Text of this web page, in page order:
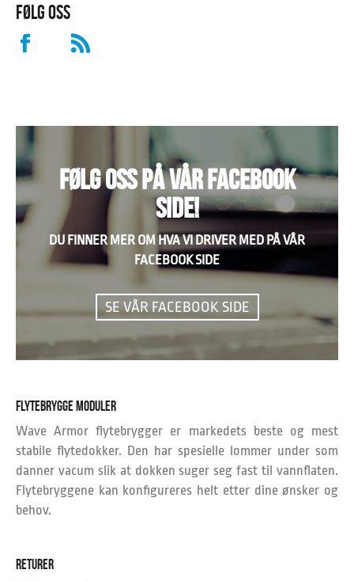
FØLG OSS
FØLG OSS PÅ VÅR FACEBOOK
SIDE!
DU FINNER MER OM HVA VI DRIVER MED PÅ VÅR
FACEBOOK SIDE
SE VÅR FACEBOOK SIDE
FLYTEBRYGGE MODULER
Wave Armor flytebrygger er markedets beste og mest
stabile flytedokker. Den har spesielle lommer under som
danner vacum slik at dokken suger seg fast til vannflaten.
Flytebryggene kan konfigureres helt etter dine ønsker og
behov.
RETURER